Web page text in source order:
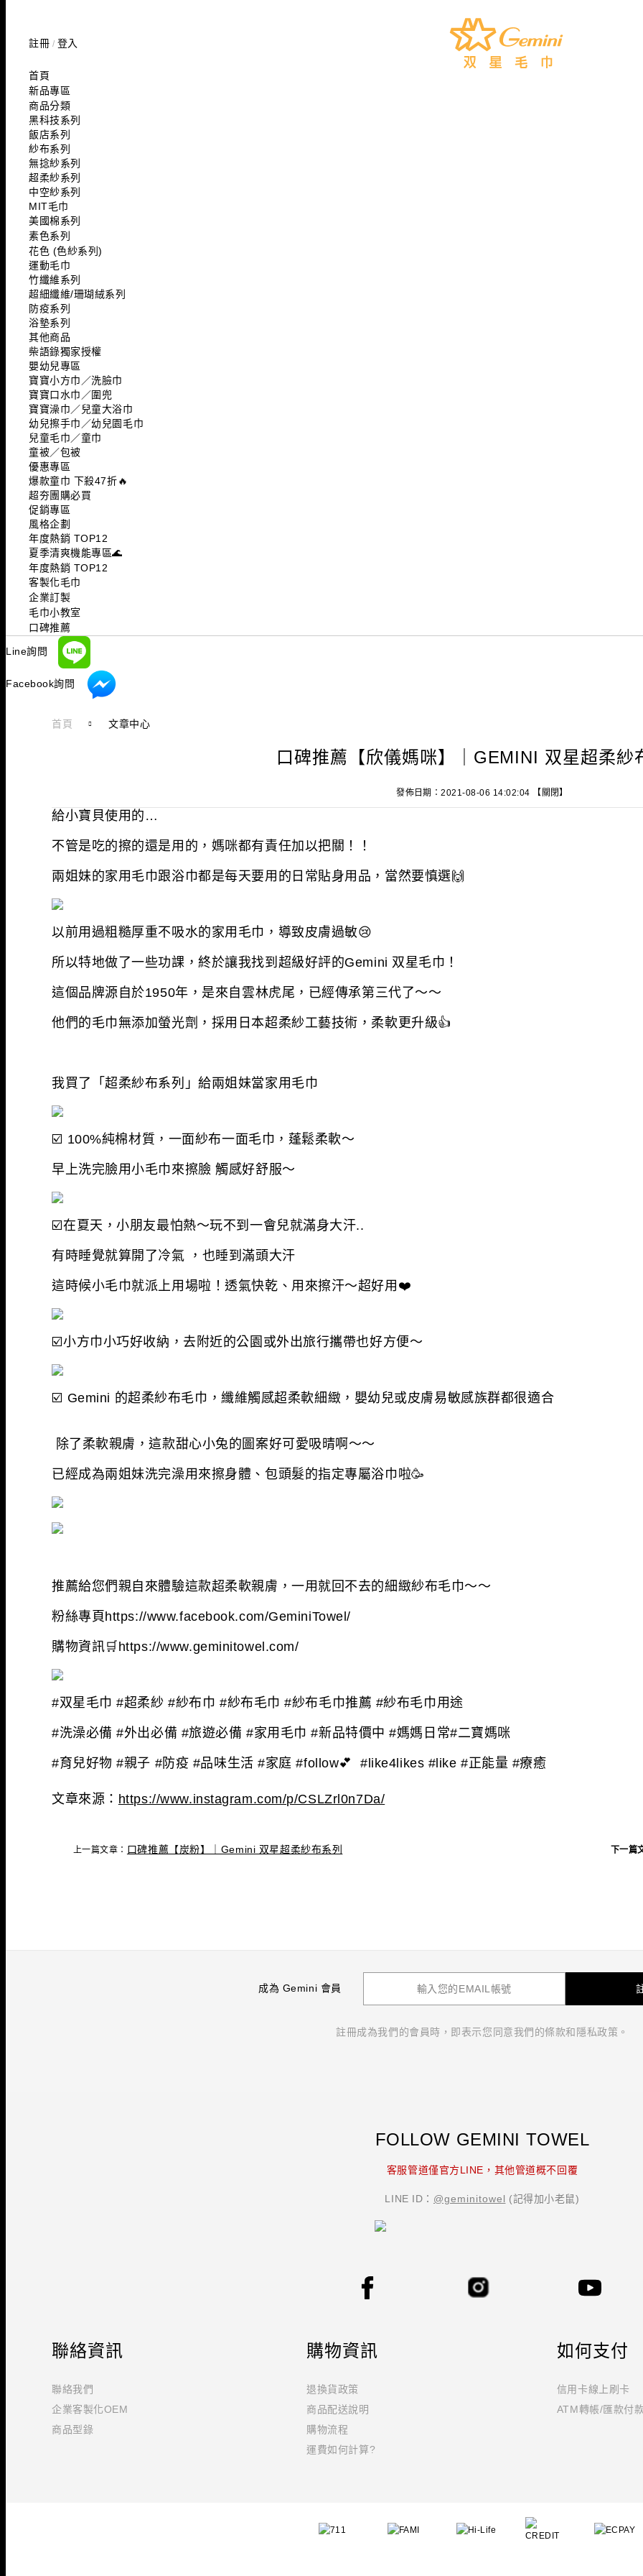
註冊 / 登入
首頁
新品專區
商品分類
黑科技系列
飯店系列
紗布系列
無捻紗系列
超柔紗系列
中空紗系列
MIT毛巾
美國棉系列
素色系列
花色 (色紗系列)
運動毛巾
竹纖維系列
超細纖維/珊瑚絨系列
防疫系列
浴墊系列
其他商品
柴語錄獨家授權
嬰幼兒專區
寶寶小方巾／洗臉巾
寶寶口水巾／圍兜
寶寶澡巾／兒童大浴巾
幼兒擦手巾／幼兒園毛巾
兒童毛巾／童巾
童被／包被
優惠專區
爆款童巾 下殺47折🔥
超夯團購必買
促銷專區
風格企劃
年度熱銷 TOP12
夏季清爽機能專區🌊
年度熱銷 TOP12
客製化毛巾
企業訂製
毛巾小教室
口碑推薦
Line詢問
Facebook詢問
首頁 文章中心
口碑推薦【欣儀媽咪】｜GEMINI 双星超柔紗
發佈日期：2021-08-06 14:02:04 【關閉】
給小寶貝使用的…
不管是吃的擦的還是用的，媽咪都有責任加以把關！！
兩姐妹的家用毛巾跟浴巾都是每天要用的日常貼身用品，當然要慎選 🙌
以前用過粗糙厚重不吸水的家用毛巾，導致皮膚過敏😢
所以特地做了一些功課，終於讓我找到超級好評的Gemini 双星毛巾！
這個品牌源自於1950年，是來自雲林虎尾，已經傳承第三代了～～
他們的毛巾無添加螢光劑，採用日本超柔紗工藝技術，柔軟更升級👍
我買了「超柔紗布系列」給兩姐妹當家用毛巾
☑ ️ 100%純棉材質，一面紗布一面毛巾，蓬鬆柔軟～
早上洗完臉用小毛巾來擦臉 觸感好舒服～
☑️在夏天，小朋友最怕熱～玩不到一會兒就滿身大汗..
有時睡覺就算開了冷氣 ，也睡到滿頭大汗
這時候小毛巾就派上用場啦！透氣快乾、用來擦汗～超好用 ❤
☑️小方巾小巧好收納，去附近的公園或外出旅行攜帶也好方便～
☑ ️ Gemini 的超柔紗布毛巾，纖維觸感超柔軟細緻，嬰幼兒或皮膚易敏感族群都很適合
除了柔軟親膚，這款甜心小兔的圖案好可愛吸晴啊～～
已經成為兩姐妹洗完澡用來擦身體、包頭髮的指定專屬浴巾啦🥳
推薦給您們親自來體驗這款超柔軟親膚，一用就回不去的細緻紗布毛巾～～
粉絲專頁https://www.facebook.com/GeminiTowel/
購物資訊🛒 https://www.geminitowel.com/
#双星毛巾 #超柔紗 #紗布巾 #紗布毛巾 #紗布毛巾推薦 #紗布毛巾用途
#洗澡必備 #外出必備 #旅遊必備 #家用毛巾 #新品特價中 #媽媽日常#二寶媽咪
#育兒好物 #親子 #防疫 #品味生活 #家庭 #follow💕 #like4likes #like #正能量 #療癒
文章來源： https://www.instagram.com/p/CSLZrl0n7Da/
上一篇文章： 口碑推薦【炭粉】｜Gemini 双星超柔紗布系列 下一篇
成為 Gemini 會員
註冊成為我們的會員時，即表示您同意我們的條款和隱私政策。
双星毛巾 GEMINI 官方購物網｜純棉台灣毛巾
品牌推薦首選｜織造專家
FOLLOW GEMINI TOWEL
客服管道僅官方LINE，其他管道概不回覆
LINE ID： @geminitowel (記得加小老鼠)
聯絡資訊
聯絡我們
企業客製化OEM
商品型錄
購物資訊
退換貨政策
商品配送說明
購物流程
運費如何計算?
如何支付
信用卡線上刷卡
ATM轉帳/匯款付